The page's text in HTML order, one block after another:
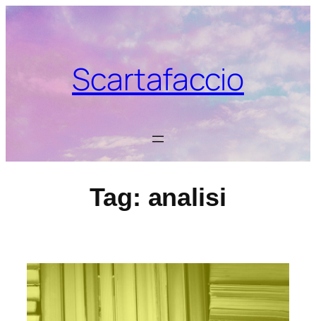
Vai
Scartafaccio
Tag: analisi